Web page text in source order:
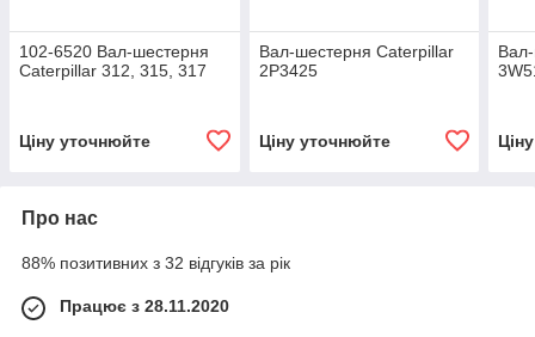
102-6520 Вал-шестерня
Caterpillar 312, 315, 317
Ціну уточнюйте
Вал-шестерня Caterpillar
2P3425
Ціну уточнюйте
Про нас
88% позитивних з 32 відгуків за рік
Працює з 28.11.2020